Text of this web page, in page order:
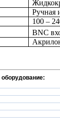
Ручная
100 –
BNC